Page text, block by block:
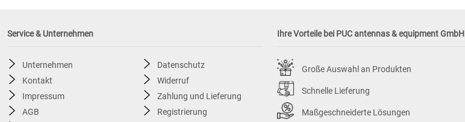
Service & Unternehmen
Unternehmen
Kontakt
Impressum
AGB
Datenschutz
Widerruf
Zahlung und Lieferung
Registrierung
Ihre Vorteile bei PUC antennas & equipment GmbH
Große Auswahl an Produkten
Schnelle Lieferung
Maßgeschneiderte Lösungen